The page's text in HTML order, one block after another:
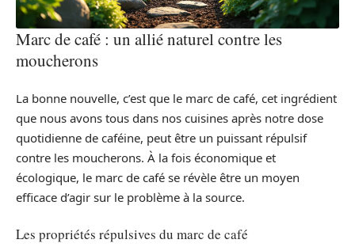
Marc de café : un allié naturel contre les
moucherons
La bonne nouvelle, c’est que le marc de café, cet ingrédient
que nous avons tous dans nos cuisines après notre dose
quotidienne de caféine, peut être un puissant répulsif
contre les moucherons. À la fois économique et
écologique, le marc de café se révèle être un moyen
efficace d’agir sur le problème à la source.
Les propriétés répulsives du marc de café